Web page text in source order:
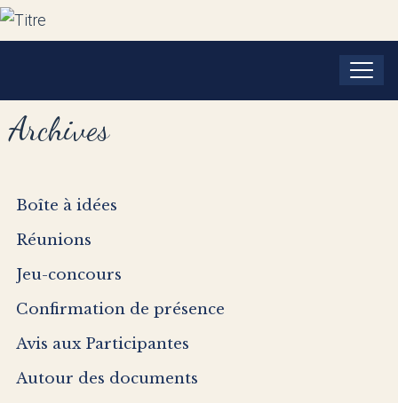
Archives
Boîte à idées
Réunions
Jeu-concours
Confirmation de présence
Avis aux Participantes
Autour des documents